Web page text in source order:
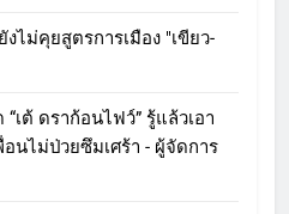
ไม่คุยสูตรการเมือง "เขียว-
เต้ ดราก้อนไฟว์” รู้แล้วเอา
นไม่ป่วยซึมเศร้า - ผู้จัดการ